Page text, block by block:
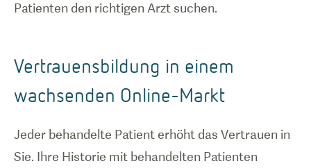
Patienten den richtigen Arzt suchen.
Vertrauensbildung in einem
wachsenden Online-Markt
Jeder behandelte Patient erhöht das Vertrauen in
Sie. Ihre Historie mit behandelten Patienten